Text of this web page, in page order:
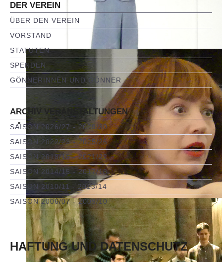
DER VEREIN
ÜBER DEN VEREIN
VORSTAND
STATUTEN
SPENDEN
GÖNNERINNEN UND GÖNNER
ARCHIV VERANSTALTUNGEN
SAISON 2026/27 - 2029/30
SAISON 2022/23 - 2025/26
SAISON 2018/19 - 2021/22
SAISON 2014/15 - 2017/18
SAISON 2010/11 - 2013/14
SAISON 2006/07 - 2009/10
HAFTUNG UND DATENSCHUTZ